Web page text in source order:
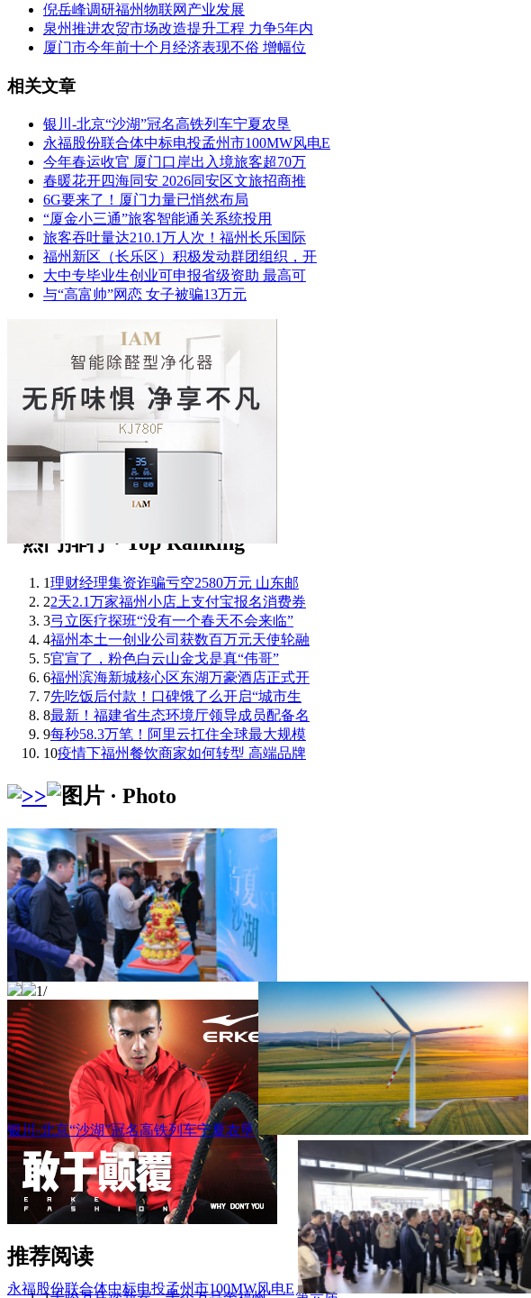
倪岳峰调研福州物联网产业发展
泉州推进农贸市场改造提升工程 力争5年内
厦门市今年前十个月经济表现不俗 增幅位
相关文章
银川-北京“沙湖”冠名高铁列车宁夏农垦
永福股份联合体中标电投孟州市100MW风电E
今年春运收官 厦门口岸出入境旅客超70万
春暖花开四海同安 2026同安区文旅招商推
6G要来了！厦门力量已悄然布局
“厦金小三通”旅客智能通关系统投用
旅客吞吐量达210.1万人次！福州长乐国际
福州新区（长乐区）积极发动群团组织，开
大中专毕业生创业可申报省级资助 最高可
与“高富帅”网恋 女子被骗13万元
1理财经理集资诈骗亏空2580万元 山东邮
22天2.1万家福州小店上支付宝报名消费券
3弓立医疗探班“没有一个春天不会来临”
4福州本土一创业公司获数百万元天使轮融
5官宣了，粉色白云山金戈是真“伟哥”
6福州滨海新城核心区东湖万豪酒店正式开
7先吃饭后付款！口碑饿了么开启“城市生
8最新！福建省生态环境厅领导成员配备名
9每秒58.3万笔！阿里云扛住全球最大规模
10疫情下福州餐饮商家如何转型 高端品牌
银川-北京“沙湖”冠名高铁列车宁夏农垦
永福股份联合体中标电投孟州市100MW风电E
1/
推荐阅读